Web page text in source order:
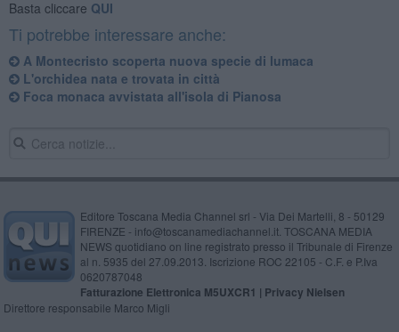
Basta cliccare QUI
Ti potrebbe interessare anche:
A Montecristo scoperta nuova specie di lumaca
L'orchidea nata e trovata in città
Foca monaca avvistata all'isola di Pianosa
Editore Toscana Media Channel srl - Via Dei Martelli, 8 - 50129
FIRENZE - info@toscanamediachannel.it. TOSCANA MEDIA
NEWS quotidiano on line registrato presso il Tribunale di Firenze
al n. 5935 del 27.09.2013. Iscrizione ROC 22105 - C.F. e P.Iva
0620787048
Fatturazione Elettronica M5UXCR1 | Privacy Nielsen
Direttore responsabile Marco Migli